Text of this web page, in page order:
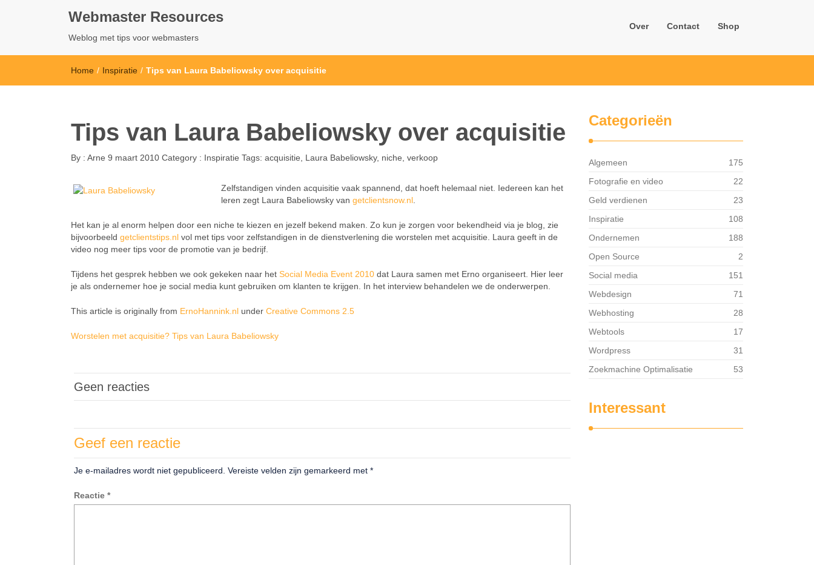
Webmaster Resources
Weblog met tips voor webmasters
Over Contact Shop
Home / Inspiratie / Tips van Laura Babeliowsky over acquisitie
Tips van Laura Babeliowsky over acquisitie
By : Arne 9 maart 2010 Category : Inspiratie Tags: acquisitie Laura Babeliowsky, niche verkoop
Zelfstandigen vinden acquisitie vaak spannend, dat hoeft helemaal niet. Iedereen kan het
leren zegt Laura Babeliowsky van getclientsnow.nl
Het kan je al enorm helpen door een niche te kiezen en jezelf bekend maken. Zo kun je zorgen voor bekendheid via je blog, zie
bijvoorbeeld getclientstips.nl vol met tips voor zelfstandigen in de dienstverlening die worstelen met acquisitie. Laura geeft in de
video nog meer tips voor de promotie van je bedrijf.
Tijdens het gesprek hebben we ook gekeken naar het Social Media Event 2010 dat Laura samen met Erno organiseert. Hier leer
je als ondernemer hoe je social media kunt gebruiken om klanten te krijgen. In het interview behandelen we de onderwerpen.
This article is originally from ErnoHannink.nl under Creative Commons 2.5
Worstelen met acquisitie? Tips van Laura Babeliowsky
Geen reacties
Geef een reactie
Je e-mailadres wordt niet gepubliceerd. Vereiste velden zijn gemarkeerd met *
Reactie *
Categorieën
Algemeen
175
Fotografie en video
22
Geld verdienen
23
Inspiratie
108
Ondernemen
188
Open Source
2
Social media
151
Webdesign
71
Webhosting
28
Webtools
17
Wordpress
31
Zoekmachine Optimalisatie
53
Interessant